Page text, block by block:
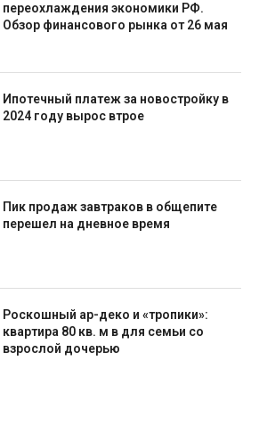
переохлаждения экономики РФ.
Обзор финансового рынка от 26 мая
Ипотечный платеж за новостройку в
2024 году вырос втрое
Пик продаж завтраков в общепите
перешел на дневное время
Роскошный ар-деко и «тропики»:
квартира 80 кв. м в для семьи со
взрослой дочерью